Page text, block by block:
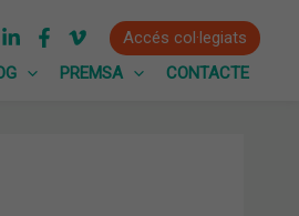
Accés col·legiats
PREMSA CONTACTE